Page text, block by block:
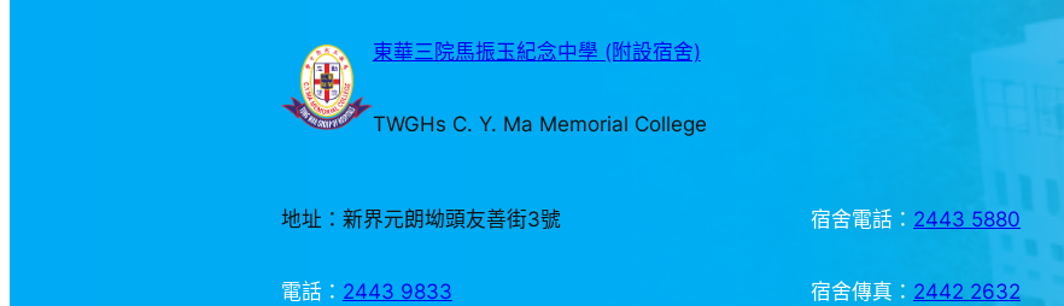
東華三院馬振玉紀念中學 (附設宿舍)
TWGHs C. Y. Ma Memorial College
地址：新界元朗坳頭友善街3號
電話： 2443 9833
宿舍電話： 2443 5880
宿舍傳真： 2442 2632